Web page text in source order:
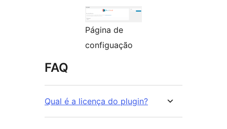
Página de
configuação
FAQ
Qual é a licença do plugin?